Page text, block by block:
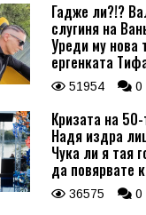
Гадже ли?!?
слугиня на
Уреди му нова
ергенката
51954 0
Кризата на
Надя издра
Чука ли я тая
да повярвате
36575 0